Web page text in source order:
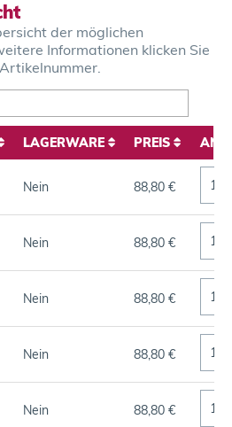
der möglichen
Informationen klicken Sie
LAGERWARE PREIS
Nein 88,80 €
Nein 88,80 €
Nein 88,80 €
Nein 88,80 €
Nein 88,80 €